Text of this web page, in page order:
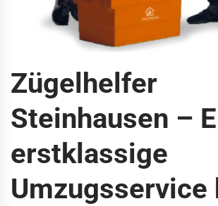
Zügelhelfer
Steinhausen –
erstklassige
Umzugsservice